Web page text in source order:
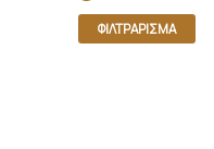
ΦΙΛΤΡΆΡΙΣΜΑ